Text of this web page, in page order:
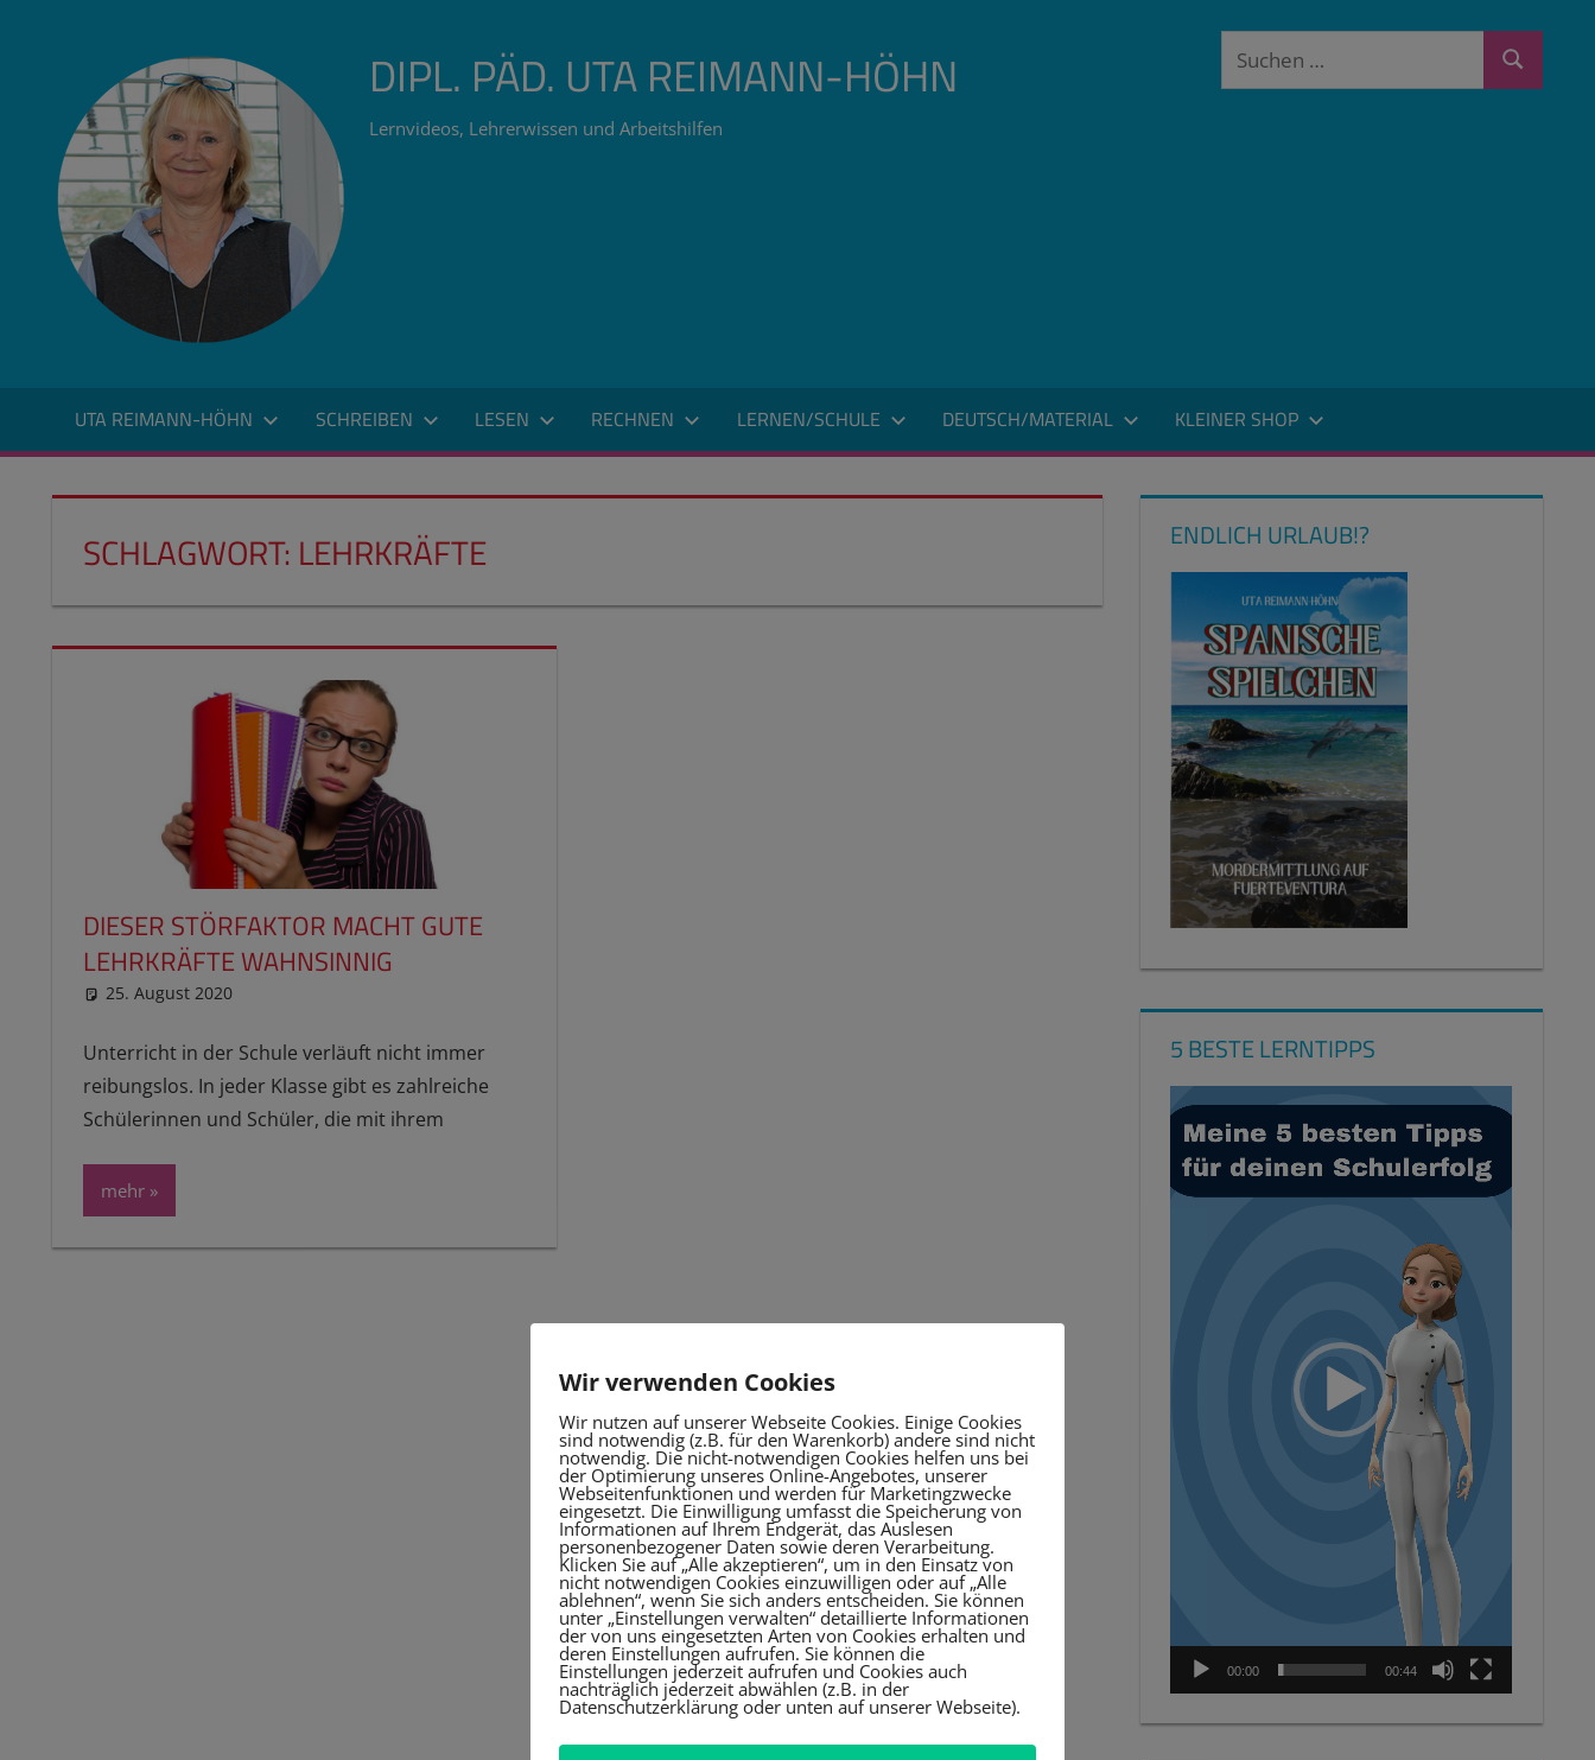
DIPL. PÄD. UTA REIMANN-HÖHN
Lernvideos, Lehrerwissen und Arbeitshilfen
Suchen
Suchen
UTA REIMANN-HÖHN SCHREIBEN LESEN RECHNEN LERNEN/SCHULE DEUTSCH/MATERIAL KLEINER SHOP
SCHLAGWORT: LEHRKRÄFTE
DIESER STÖRFAKTOR MACHT GUTE
LEHRKRÄFTE WAHNSINNIG
25. August 2020
Unterricht in der Schule verläuft nicht immer
reibungslos. In jeder Klasse gibt es zahlreiche
Schülerinnen und Schüler, die mit ihrem
mehr
ENDLICH URLAUB!?
5 BESTE LERNTIPPS
Video-
Player
00:00 00:44
Wir verwenden Cookies
Wir nutzen auf unserer Webseite Cookies. Einige Cookies
sind notwendig (z.B. für den Warenkorb) andere sind nicht
notwendig. Die nicht-notwendigen Cookies helfen uns bei
der Optimierung unseres Online-Angebotes, unserer
Webseitenfunktionen und werden für Marketingzwecke
eingesetzt. Die Einwilligung umfasst die Speicherung von
Informationen auf Ihrem Endgerät, das Auslesen
personenbezogener Daten sowie deren Verarbeitung.
Klicken Sie auf „Alle akzeptieren“, um in den Einsatz von
nicht notwendigen Cookies einzuwilligen oder auf „Alle
ablehnen“, wenn Sie sich anders entscheiden. Sie können
unter „Einstellungen verwalten“ detaillierte Informationen
der von uns eingesetzten Arten von Cookies erhalten und
deren Einstellungen aufrufen. Sie können die
Einstellungen jederzeit aufrufen und Cookies auch
nachträglich jederzeit abwählen (z.B. in der
Datenschutzerklärung oder unten auf unserer Webseite).